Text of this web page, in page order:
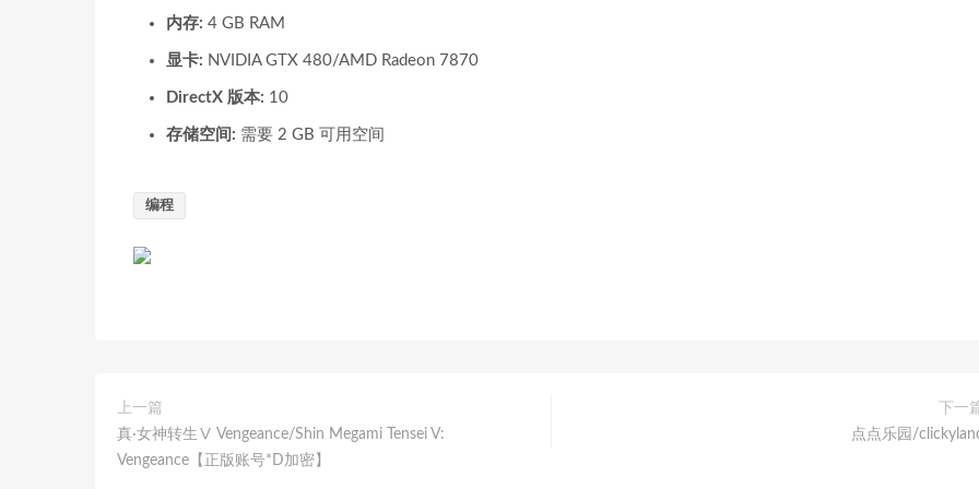
内存: 4 GB RAM
显卡: NVIDIA GTX 480/AMD Radeon 7870
DirectX 版本: 10
存储空间: 需要 2 GB 可用空间
编程
上一篇
真·女神转生Ⅴ Vengeance/Shin Megami Tensei V:
Vengeance【正版账号*D加密】
下一
点点乐园/